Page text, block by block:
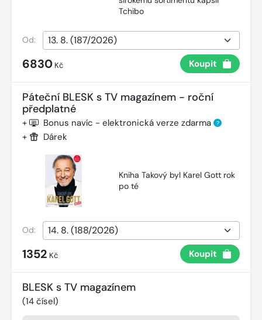
Tchibo
Od:
6830 Kč Koupit
Páteční BLESK s TV magazínem - roční
předplatné
+ Bonus navíc - elektronická verze zdarma ?
+ Dárek
Kniha Takový byl Karel Gott rok
po té
Od:
1352 Kč Koupit
BLESK s TV magazínem
(14 čísel)